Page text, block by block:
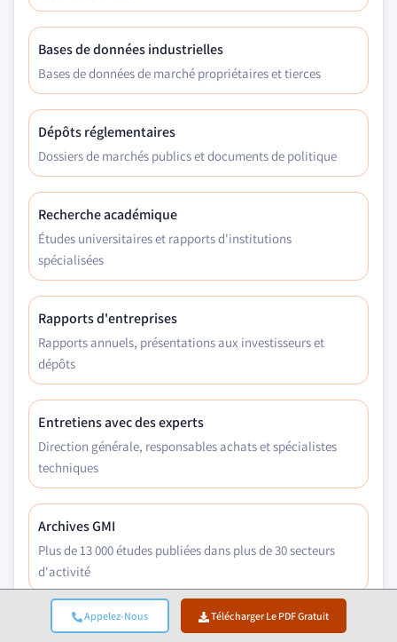
Appelez-Nous Télécharger Le PDF Gratuit
Bases de données industrielles
Bases de données de marché propriétaires et tierces
Dépôts réglementaires
Dossiers de marchés publics et documents de politique
Recherche académique
Études universitaires et rapports d'institutions
spécialisées
Rapports d'entreprises
Rapports annuels, présentations aux investisseurs et
dépôts
Entretiens avec des experts
Direction générale, responsables achats et spécialistes
techniques
Archives GMI
Plus de 13 000 études publiées dans plus de 30 secteurs
d'activité
Données commerciales